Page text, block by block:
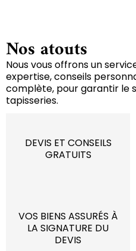
Nos atouts
Nous vous offrons un
expertise, conseils
complète, pour garantir le
tapisseries.
DEVIS ET CONSEILS
GRATUITS
VOS BIENS ASSURÉS À
LA SIGNATURE DU
DEVIS